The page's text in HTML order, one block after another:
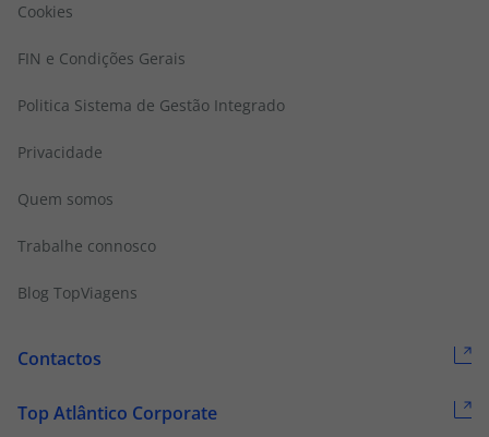
Cookies
FIN e Condições Gerais
Politica Sistema de Gestão Integrado
Privacidade
Quem somos
Trabalhe connosco
Blog TopViagens
Contactos
Top Atlântico Corporate